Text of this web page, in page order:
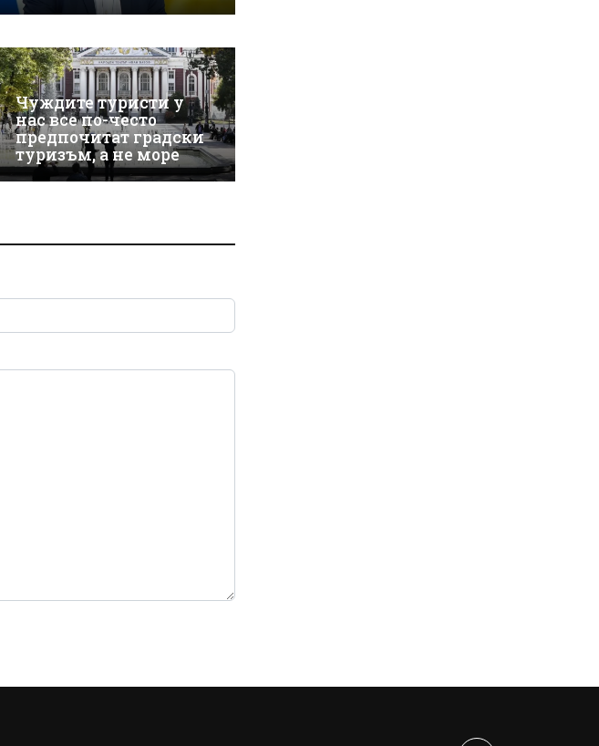
Чуждите туристи у
нас все по-често
предпочитат градски
туризъм, а не море